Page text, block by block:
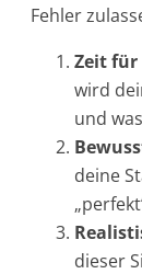
Fehler
Zeit für
wird
und
deine
dieser